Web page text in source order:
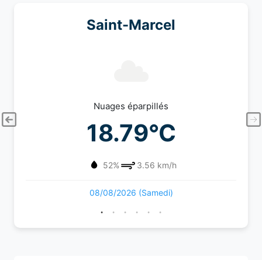
Saint-Marcel
Nuages éparpillés
18.79°C
52% 3.56 km/h
08/08/2026 (Samedi)